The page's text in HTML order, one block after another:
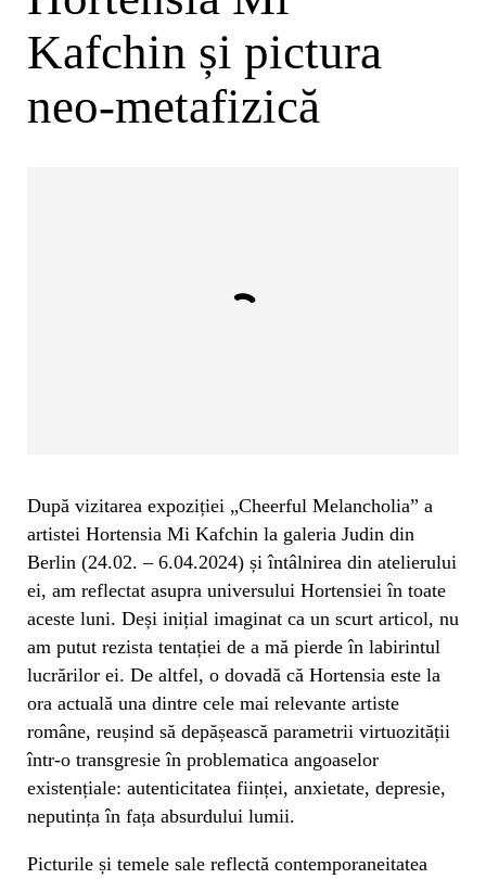
Kafchin și pictura
neo-metafizică
După vizitarea expoziției „Cheerful Melancholia” a
artistei Hortensia Mi Kafchin la galeria Judin din
Berlin (24.02. – 6.04.2024) și întâlnirea din atelierului
ei, am reflectat asupra universului Hortensiei în toate
aceste luni. Deși inițial imaginat ca un scurt articol, nu
am putut rezista tentației de a mă pierde în labirintul
lucrărilor ei. De altfel, o dovadă că Hortensia este la
ora actuală una dintre cele mai relevante artiste
române, reușind să depășească parametrii virtuozității
într-o transgresie în problematica angoaselor
existențiale: autenticitatea ființei, anxietate, depresie,
neputința în fața absurdului lumii.
Picturile și temele sale reflectă contemporaneitatea